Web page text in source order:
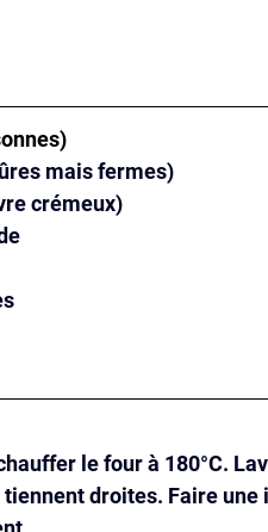
mais fermes)
crémeux)
le four à 180°C.
tiennent droites. Faire